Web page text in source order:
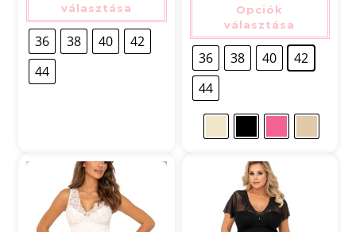
választása
36 38 40
42
44
Opciók
választása
36 38 40
42
44